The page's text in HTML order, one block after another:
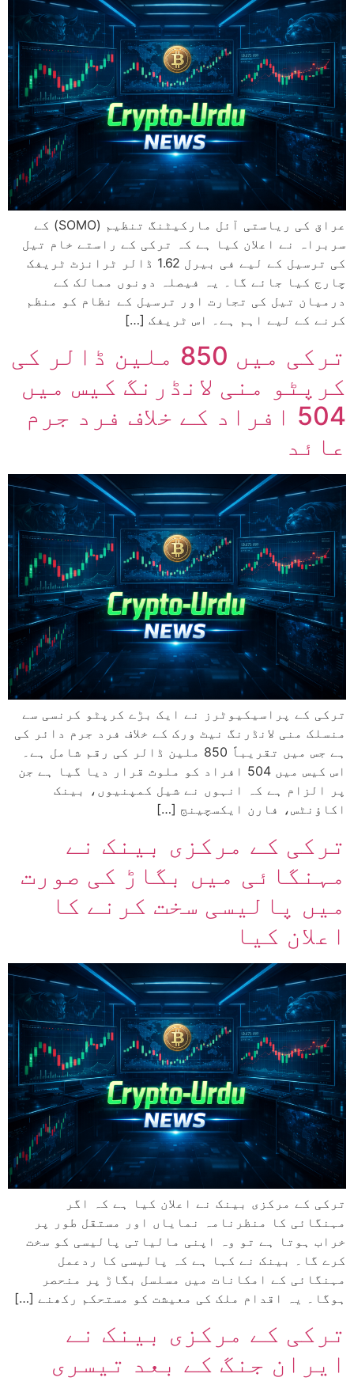
عراق کی ریاستی آئل مارکیٹنگ تنظیم (SOMO) کے
سربراہ نے اعلان کیا ہے کہ ترکی کے راستے خام تیل
کی ترسیل کے لیے فی بیرل 1.62 ڈالر ٹرانزٹ ٹریفک
چارج کیا جائے گا۔ یہ فیصلہ دونوں ممالک کے
درمیان تیل کی تجارت اور ترسیل کے نظام کو منظم
کرنے کے لیے اہم ہے۔ اس ٹریفک […]
ترکی میں 850 ملین ڈالر کی
کرپٹو منی لانڈرنگ کیس میں
504 افراد کے خلاف فرد جرم
عائد
ترکی کے پراسیکیوٹرز نے ایک بڑے کرپٹو کرنسی سے
منسلک منی لانڈرنگ نیٹ ورک کے خلاف فرد جرم دائر کی
ہے جس میں تقریباً 850 ملین ڈالر کی رقم شامل ہے۔
اس کیس میں 504 افراد کو ملوث قرار دیا گیا ہے جن
پر الزام ہے کہ انہوں نے شیل کمپنیوں، بینک
اکاؤنٹس، فارن ایکسچینج […]
ترکی کے مرکزی بینک نے
مہنگائی میں بگاڑ کی صورت
میں پالیسی سخت کرنے کا
اعلان کیا
ترکی کے مرکزی بینک نے اعلان کیا ہے کہ اگر
مہنگائی کا منظرنامہ نمایاں اور مستقل طور پر
خراب ہوتا ہے تو وہ اپنی مالیاتی پالیسی کو سخت
کرے گا۔ بینک نے کہا ہے کہ پالیسی کا ردعمل
مہنگائی کے امکانات میں مسلسل بگاڑ پر منحصر
ہوگا۔ یہ اقدام ملک کی معیشت کو مستحکم رکھنے […]
ترکی کے مرکزی بینک نے
ایران جنگ کے بعد تیسری